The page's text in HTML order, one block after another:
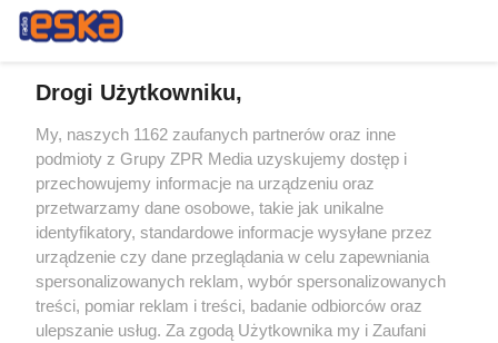
Żaden utwór zamieszczony w serwisie nie może być powielany i
rozpowszechniany lub dalej rozpowszechniany w jakikolwiek sposób (w
tym także elektroniczny lub mechaniczny) na jakimkolwiek polu
eksploatacji w jakiejkolwiek formie, włącznie z umieszczaniem w
Internecie bez pisemnej zgody właściciela praw. Jakiekolwiek użycie lub
wykorzystanie utworów w całości lub w części z naruszeniem prawa,
tzn. bez właściwej zgody, jest zabronione pod groźbą kary i może być
ścigane prawnie.
Drogi Użytkowniku,
My, naszych 1162 zaufanych partnerów oraz inne
podmioty z Grupy ZPR Media uzyskujemy dostęp i
przechowujemy informacje na urządzeniu oraz
przetwarzamy dane osobowe, takie jak unikalne
identyfikatory, standardowe informacje wysyłane przez
urządzenie czy dane przeglądania w celu zapewniania
spersonalizowanych reklam, wybór spersonalizowanych
treści, pomiar reklam i treści, badanie odbiorców oraz
ulepszanie usług. Za zgodą Użytkownika my i Zaufani